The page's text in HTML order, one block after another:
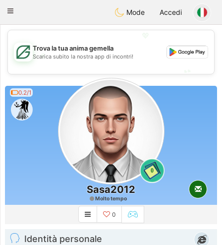
Dating
Toggle
Mode Accedi
💖
💕
Trova la tua anima gemella
Scarica subito la nostra app di incontri!
0.2/1
0
Sasa2012
Molto tempo
0
Identità personale